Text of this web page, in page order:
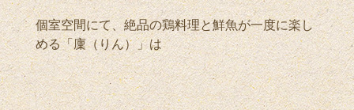
個室空間にて、絶品の鶏料理と鮮魚が一度に楽し
める「廩（りん）」は